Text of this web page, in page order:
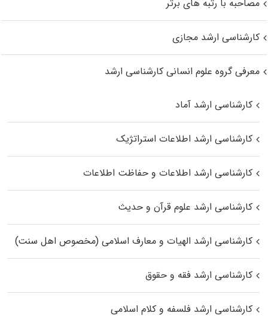
مصاحبه با رتبه های برتر
کارشناسی ارشد مجازی
معرفی گروه علوم انسانی کارشناسی ارشد
کارشناسی ارشد آماد
کارشناسی ارشد اطلاعات استراتژیک
کارشناسی ارشد اطلاعات و حفاظت اطلاعات
کارشناسی ارشد علوم قرآن و حدیث
کارشناسی ارشد الهیات و معارف اسلامی (مخصوص اهل سنت)
کارشناسی ارشد فقه و حقوق
کارشناسی ارشد فلسفه و کلام اسلامی